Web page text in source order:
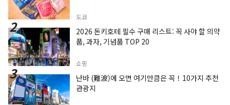
도쿄
2026 돈키호테 필수 구매 리스트: 꼭 사야 할 의약
품, 과자, 기념품 TOP 20
쇼핑
난바 (難波)에 오면 여기만큼은 꼭！10가지 추천
관광지